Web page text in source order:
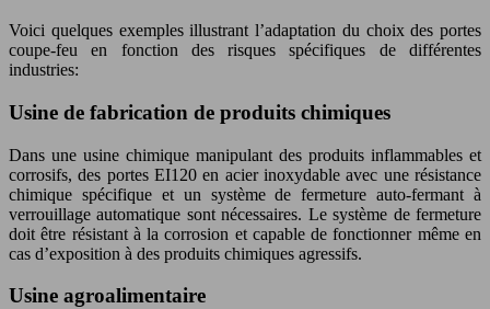
Voici quelques exemples illustrant l’adaptation du choix des portes
coupe-feu en fonction des risques spécifiques de différentes
industries:
Usine de fabrication de produits chimiques
Dans une usine chimique manipulant des produits inflammables et
corrosifs, des portes EI120 en acier inoxydable avec une résistance
chimique spécifique et un système de fermeture auto-fermant à
verrouillage automatique sont nécessaires. Le système de fermeture
doit être résistant à la corrosion et capable de fonctionner même en
cas d’exposition à des produits chimiques agressifs.
Usine agroalimentaire